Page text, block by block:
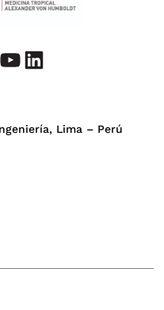
youtube LinkedIn
Lima – Perú